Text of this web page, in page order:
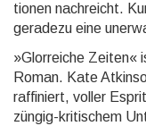
tionen nachreicht.
geradezu eine
»Glorreiche Zeiten«
Roman. Kate
raffiniert, voller
züngig-kriti­schem